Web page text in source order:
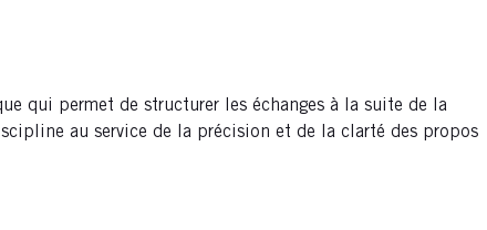
qui permet de structurer les échanges à la suite de la
au service de la précision et de la clarté des propos